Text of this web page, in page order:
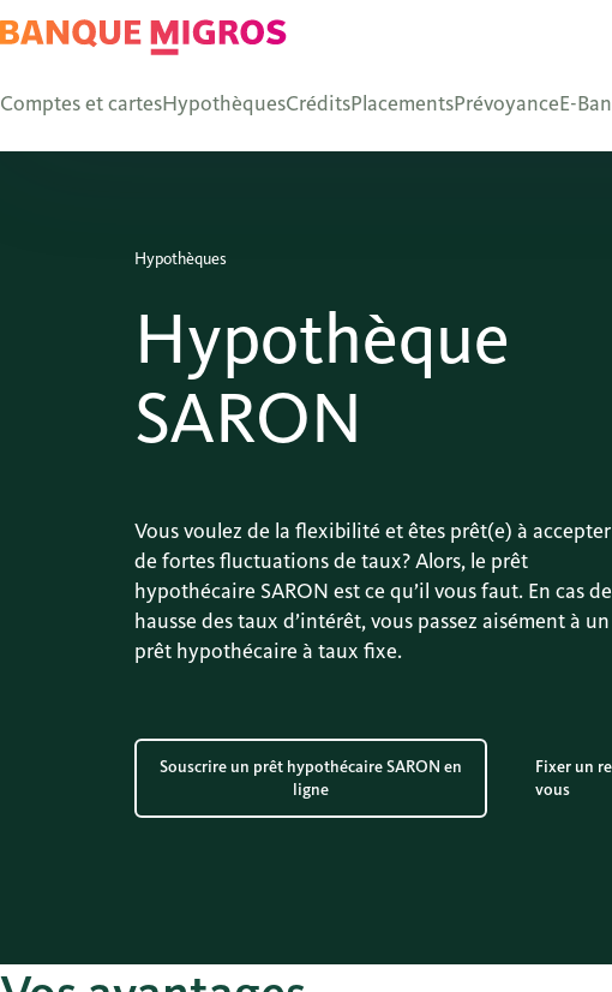
Comptes et cartesHypothèquesCréditsPlacementsPrévoyanceE-
Hypothèques
Hypothèque
SARON
Vous voulez de la flexibilité et êtes prêt(e) à accepter
de fortes fluctuations de taux? Alors, le prêt
hypothécaire SARON est ce qu’il vous faut. En cas de
hausse des taux d’intérêt, vous passez aisément à un
prêt hypothécaire à taux fixe.
Souscrire un prêt hypothécaire SARON en
ligne
Fixer un
vous